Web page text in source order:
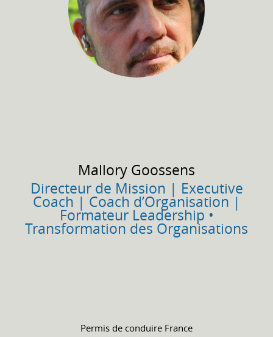
Mallory Goossens
Directeur de Mission | Executive
Coach | Coach d’Organisation |
Formateur Leadership •
Transformation des Organisations
Permis de conduire France